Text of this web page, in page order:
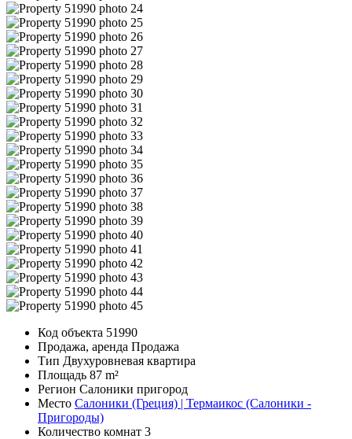
Код объекта 51990
Продажа, аренда Продажа
Тип Двухуровневая квартира
Площадь 87 m²
Регион Салоники пригород
Место Салоники (Греция) | Термаикос (Салоники -
Пригороды)
Количество комнат 3